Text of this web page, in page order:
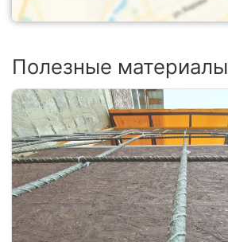
Полезные материалы